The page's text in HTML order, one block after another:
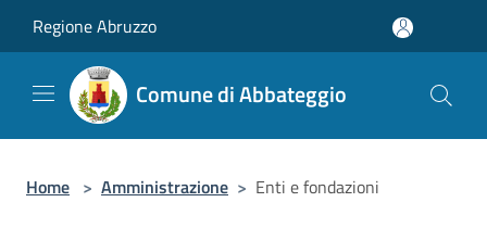
Regione Abruzzo
Comune di Abbateggio
Home > Amministrazione > Enti e fondazioni